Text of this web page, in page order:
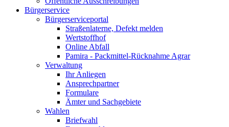
Bürgerservice
Bürgerserviceportal
Straßenlaterne, Defekt melden
Wertstoffhof
Online Abfall
Pamira - Packmittel-Rücknahme Agrar
Verwaltung
Ihr Anliegen
Ansprechpartner
Formulare
Ämter und Sachgebiete
Wahlen
Briefwahl